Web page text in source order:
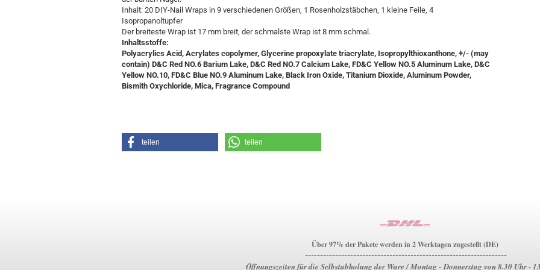
Inhalt: 20 DIY-Nail Wraps in 9 verschiedenen Größen, 1 Rosenholzstäbchen, 1 kleine Feile, 4
Isopropanoltupfer
Der breiteste Wrap ist 17 mm breit, der schmalste Wrap ist 8 mm schmal.
Inhaltsstoffe:
Polyacrylics Acid, Acrylates copolymer, Glycerine propoxylate triacrylate, Isopropylthioxanthone, +/- (may
contain) D&C Red NO.6 Barium Lake, D&C Red NO.7 Calcium Lake, FD&C Yellow NO.5 Aluminum Lake, D&C
Yellow NO.10, FD&C Blue NO.9 Aluminum Lake, Black Iron Oxide, Titanium Dioxide, Aluminum Powder,
Bismith Oxychloride, Mica, Fragrance Compound
teilen teilen
Über 97% der Pakete werden in 2 Werktagen zugestellt (DE)
-------------------------------------------------------------------
Öffnungszeiten für die Selbstabholung der Ware / Montag - Donnerstag von 8.30 Uhr -